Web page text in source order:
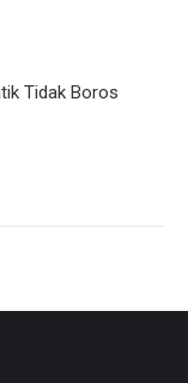
Tidak Boros